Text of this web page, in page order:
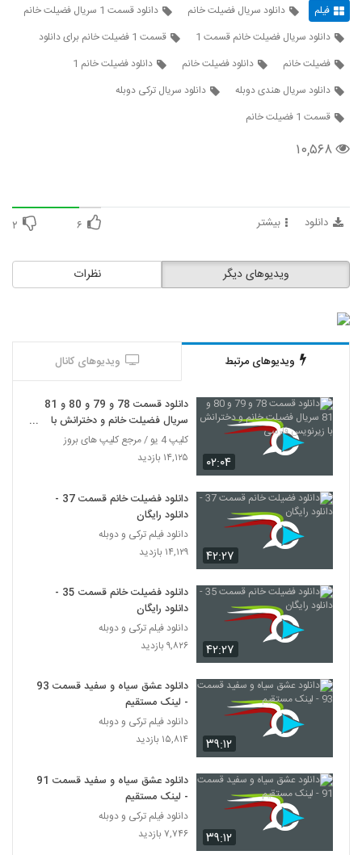
فیلم دانلود سریال فضیلت خانم
دانلود قسمت 1 سریال فضیلت خانم
دانلود سریال فضیلت خانم قسمت 1
قسمت 1 فضیلت خانم برای دانلود
فضیلت خانم
دانلود فضیلت خانم
دانلود فضیلت خانم 1
دانلود سریال هندی دوبله
دانلود سریال ترکی دوبله
قسمت 1 فضیلت خانم
۱۰,۵۶۸
دانلود بیشتر ۶ ۲
نظرات ویدیوهای دیگر
ویدیوهای مرتبط ویدیوهای کانال
۰۲:۰۴
دانلود قسمت 78 و 79 و 80 و 81
سریال فضیلت خانم و دخترانش با
زیرنویس فارسی
کلیپ 4 یو / مرجع کلیپ های بروز
۱۴,۱۲۵ بازدید
۴۲:۲۷
دانلود فضیلت خانم قسمت 37 -
دانلود رایگان
دانلود فیلم ترکی و دوبله
۱۴,۱۲۹ بازدید
۴۲:۲۷
دانلود فضیلت خانم قسمت 35 -
دانلود رایگان
دانلود فیلم ترکی و دوبله
۹,۸۲۶ بازدید
۳۹:۱۲
دانلود عشق سیاه و سفید قسمت 93
- لینک مستقیم
دانلود فیلم ترکی و دوبله
۱۵,۸۱۴ بازدید
۳۹:۱۲
دانلود عشق سیاه و سفید قسمت 91
- لینک مستقیم
دانلود فیلم ترکی و دوبله
۷,۷۴۶ بازدید